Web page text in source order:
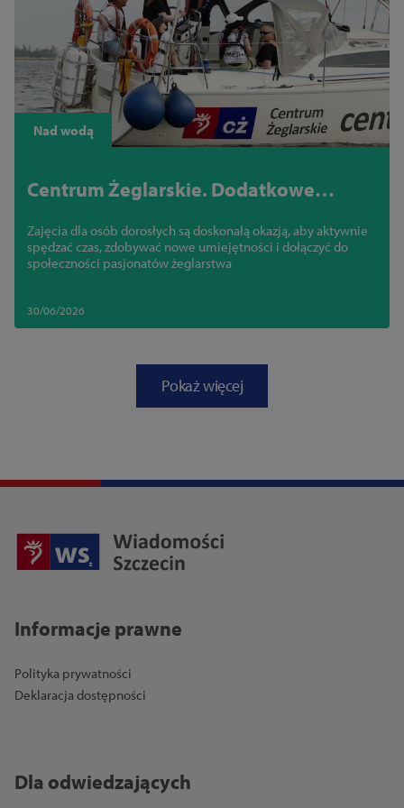
Nad wodą
Centrum Żeglarskie. Dodatkowe
Zajęcia dla osób dorosłych są doskonałą okazją, aby aktywnie
spędzać czas, zdobywać nowe umiejętności i dołączyć do
społeczności pasjonatów żeglarstwa
30/06/2026
Pokaż więcej
Informacje prawne
Polityka prywatności
Deklaracja dostępności
Dla odwiedzających